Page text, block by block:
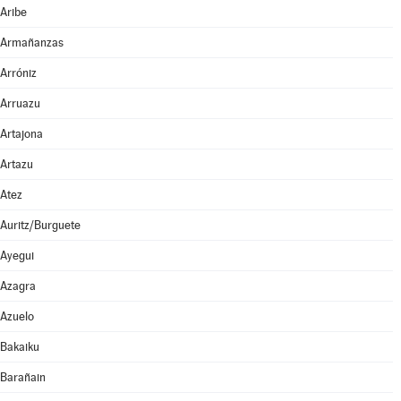
Aribe
Armañanzas
Arróniz
Arruazu
Artajona
Artazu
Atez
Auritz/Burguete
Ayegui
Azagra
Azuelo
Bakaiku
Barañain